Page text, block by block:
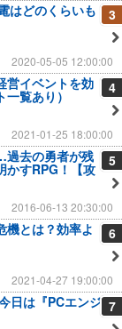
3
はどのくらいも
2020-05-05 12:00:00
4
営イベントを効
覧あり）
2021-01-25 18:00:00
5
過去の勇者が残
かすRPG！【攻
2016-06-13 20:30:00
6
機とは？効率よ
2021-04-27 19:00:00
7
日は『PCエンジ